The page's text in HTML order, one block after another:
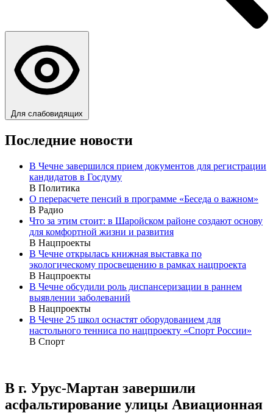
Для слабовидящих
Последние новости
В Чечне завершился прием документов для регистрации
кандидатов в Госдуму
В Политика
О перерасчете пенсий в программе «Беседа о важном»
В Радио
Что за этим стоит: в Шаройском районе создают основу
для комфортной жизни и развития
В Нацпроекты
В Чечне открылась книжная выставка по
экологическому просвещению в рамках нацпроекта
В Нацпроекты
В Чечне обсудили роль диспансеризации в раннем
выявлении заболеваний
В Нацпроекты
В Чечне 25 школ оснастят оборудованием для
настольного тенниса по нацпроекту «Спорт России»
В Спорт
В г. Урус-Мартан завершили
асфальтирование улицы Авиационная